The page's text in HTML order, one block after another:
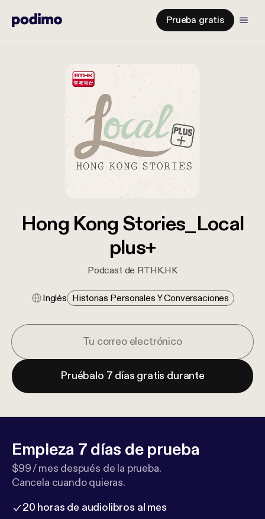
Prueba gratis
Hong Kong Stories_Local
plus+
Podcast de RTHK.HK
Inglés Historias Personales Y Conversaciones
Pruébalo 7 días gratis durante
Empieza 7 días de prueba
$99 / mes después de la prueba.
Cancela cuando quieras.
20 horas de audiolibros al mes